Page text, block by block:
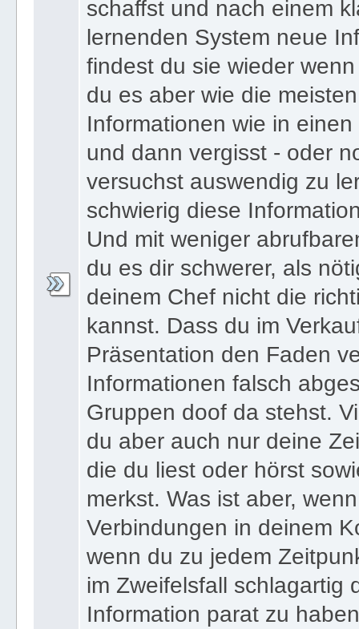
schaffst und nach einem
lernenden System neue
findest du sie wieder
du es aber wie die
Informationen wie in
und dann vergisst - oder
versuchst auswendig zu
schwierig diese
Und mit weniger
du es dir schwerer, als
deinem Chef nicht die
kannst. Dass du im
Präsentation den Faden
Informationen falsch
Gruppen doof da stehst.
du aber auch nur deine
die du liest oder hörst
merkst. Was ist aber,
Verbindungen in deinem
wenn du zu jedem
im Zweifelsfall schlagartig
Information parat zu